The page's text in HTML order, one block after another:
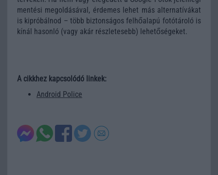
mentési megoldásával, érdemes lehet más alternatívákat
is kipróbálnod – több biztonságos felhőalapú fotótároló is
kínál hasonló (vagy akár részletesebb) lehetőségeket.
A cikkhez kapcsolódó linkek:
Android Police